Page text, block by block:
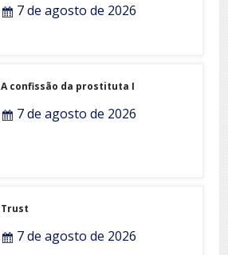
7 de agosto de 2026
A confissão da prostituta I
7 de agosto de 2026
Trust
7 de agosto de 2026